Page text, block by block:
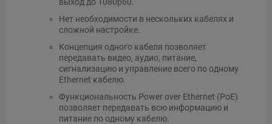
Нет необходимости в нескольких кабелях и
сложной настройке.
Концепция одного кабеля позволяет
передавать видео, аудио, питание,
сигнализацию и управление всего по одному
Ethernet кабелю.
Функциональность Power over Ethernet (PoE)
позволяет передавать всю информацию и
питание по одному кабелю.